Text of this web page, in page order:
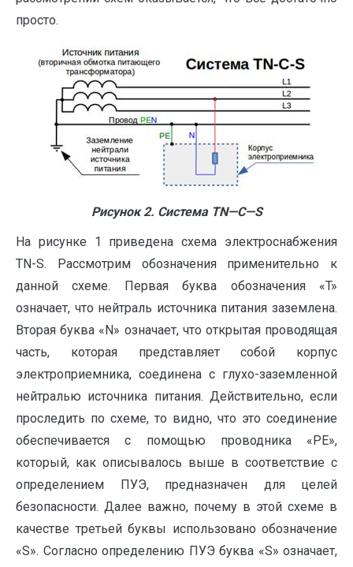
просто.
Рисунок 2. Система TN—C—S
На рисунке 1 приведена схема электроснабжения
TN-S. Рассмотрим обозначения применительно к
данной схеме. Первая буква обозначения «T»
означает, что нейтраль источника питания заземлена.
Вторая буква «N» означает, что открытая проводящая
часть, которая представляет собой корпус
электроприемника, соединена с глухо-заземленной
нейтралью источника питания. Действительно, если
проследить по схеме, то видно, что это соединение
обеспечивается с помощью проводника «PE»,
который, как описывалось выше в соответствие с
определением ПУЭ, предназначен для целей
безопасности. Далее важно, почему в этой схеме в
качестве третьей буквы использовано обозначение
«S». Согласно определению ПУЭ буква «S» означает,